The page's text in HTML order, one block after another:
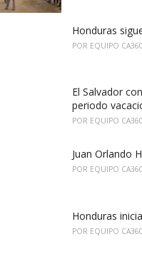
Honduras
POR EQUIPO CA360
El Salvador
periodo
POR EQUIPO CA360
Juan Orlando
POR EQUIPO CA360
Honduras
POR EQUIPO CA360